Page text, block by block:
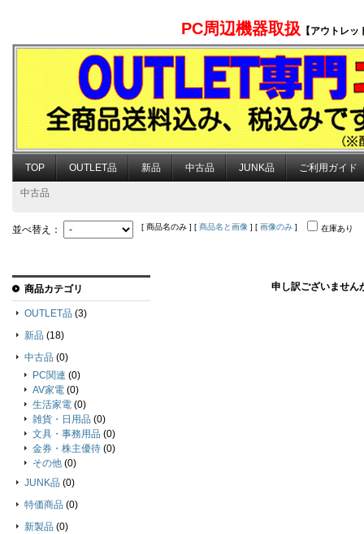
PC周辺機器取扱 【アウトレ
TOP OUTLET品 新品 中古品 JUNK品 ご利用ガイド
中古品
並べ替え： [ 商品名のみ ] [ 商品名と画像 ] [ 画像のみ ] 在庫あり
申し訳ございません
商品カテゴリ
OUTLET品 (3)
新品 (18)
中古品 (0)
PC関連 (0)
AV家電 (0)
生活家電 (0)
雑貨・日用品 (0)
文具・事務用品 (0)
金券・株主優待 (0)
その他 (0)
JUNK品 (0)
特価商品 (0)
新製品 (0)